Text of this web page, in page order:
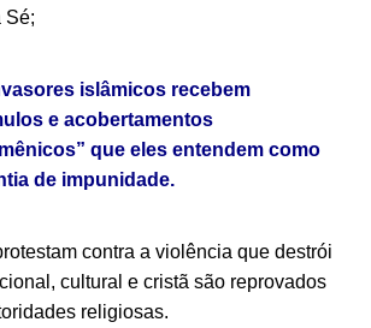
Sé;
islâmicos recebem
e acobertamentos
que eles entendem como
de impunidade.
contra a violência que destrói
cultural e cristã são reprovados
religiosas.